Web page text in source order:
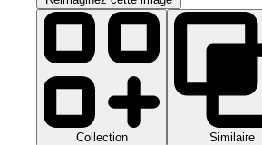
Collection Similaire